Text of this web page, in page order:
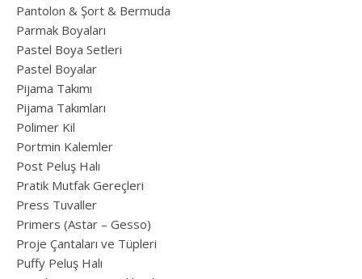
Pantolon & Şort & Bermuda
Parmak Boyaları
Pastel Boya Setleri
Pastel Boyalar
Pijama Takımı
Pijama Takımları
Polimer Kil
Portmin Kalemler
Post Peluş Halı
Pratik Mutfak Gereçleri
Press Tuvaller
Primers (Astar – Gesso)
Proje Çantaları ve Tüpleri
Puffy Peluş Halı